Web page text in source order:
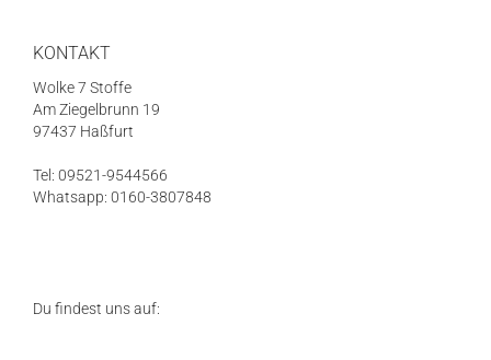
KONTAKT
Wolke 7 Stoffe
Am Ziegelbrunn 19
97437 Haßfurt
Tel: 09521-9544566
Whatsapp: 0160-3807848
Du findest uns auf: